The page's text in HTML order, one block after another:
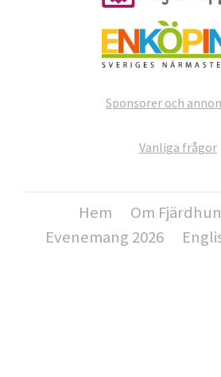
Sponsorer och
Vanliga frågor
Hem
Om
Evenemang 2026